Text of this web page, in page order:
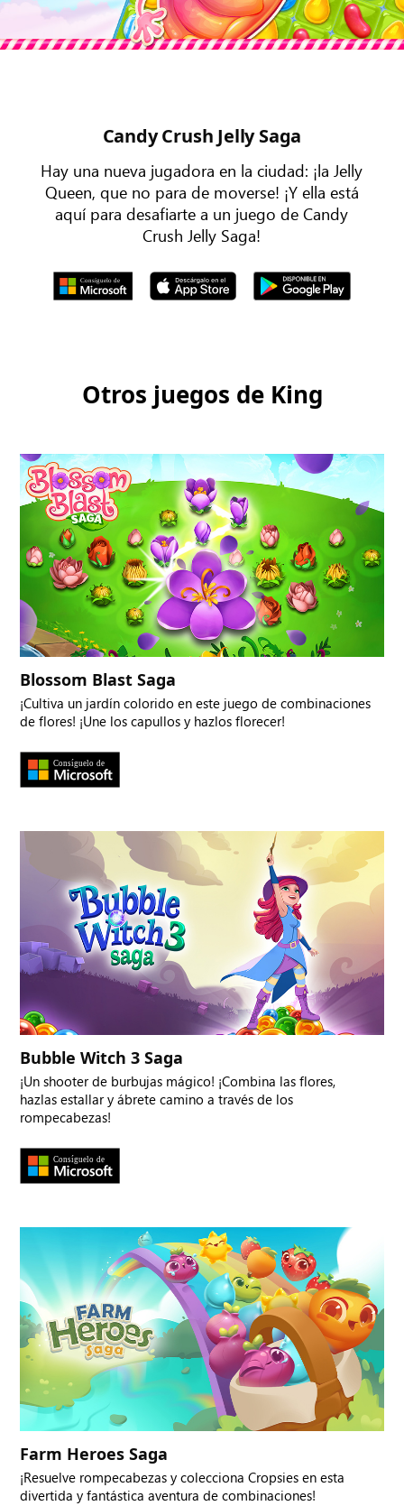
Candy Crush Jelly Saga
Hay una nueva jugadora en la ciudad: ¡la Jelly
Queen, que no para de moverse! ¡Y ella está
aquí para desafiarte a un juego de Candy
Crush Jelly Saga!
Otros juegos de King
Blossom Blast Saga
¡Cultiva un jardín colorido en este juego de combinaciones
de flores! ¡Une los capullos y hazlos florecer!
Bubble Witch 3 Saga
¡Un shooter de burbujas mágico! ¡Combina las flores,
hazlas estallar y ábrete camino a través de los
rompecabezas!
Farm Heroes Saga
¡Resuelve rompecabezas y colecciona Cropsies en esta
divertida y fantástica aventura de combinaciones!